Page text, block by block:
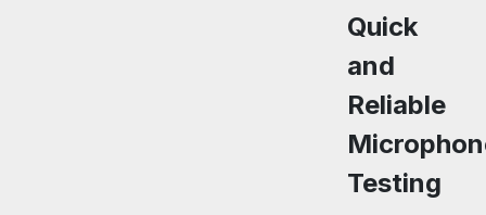
Quick
and
Reliable
Testing